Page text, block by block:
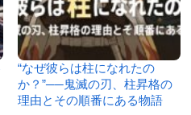
“なぜ彼らは柱になれたの
か？”──鬼滅の刃、柱昇格の
理由とその順番にある物語